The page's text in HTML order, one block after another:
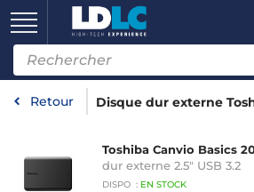
Retour Disque dur externe
Toshiba Canvio Basics
dur externe 2.5" USB 3.2
DISPO : EN STOCK